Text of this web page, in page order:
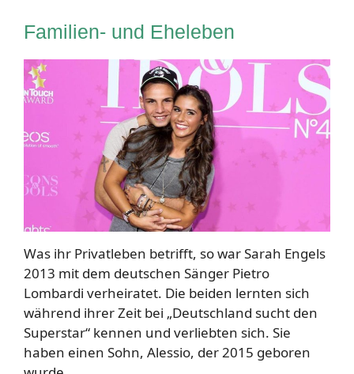
Familien- und Eheleben
Was ihr Privatleben betrifft, so war Sarah Engels
2013 mit dem deutschen Sänger Pietro
Lombardi verheiratet. Die beiden lernten sich
während ihrer Zeit bei „Deutschland sucht den
Superstar“ kennen und verliebten sich. Sie
haben einen Sohn, Alessio, der 2015 geboren